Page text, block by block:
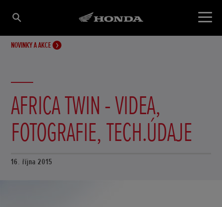
NOVINKY A AKCE
AFRICA TWIN - VIDEA,
FOTOGRAFIE, TECH.ÚDAJE
16. října 2015